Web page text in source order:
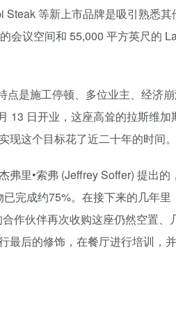
等新上市品牌是吸引熟悉
会议空间和 55,000 平方英尺的
点是施工停顿、多位业主、经济
13 日开业，这座高耸的拉斯维
这个目标花了近二十年的时间。
里•索弗 (Jeffrey Soffer) 提出
完成约75%。在接下来的几年
作伙伴再次收购这座仍然空置、
最后的修饰，在餐厅进行培训，